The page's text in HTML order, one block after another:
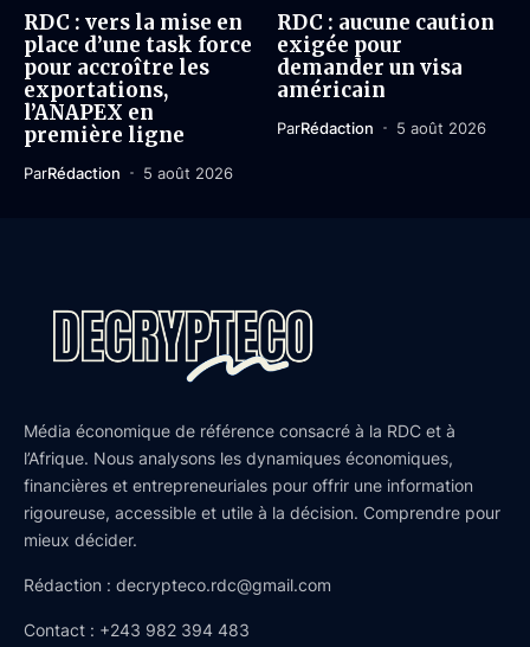
RDC : vers la mise en
place d’une task force
pour accroître les
exportations,
l’ANAPEX en
première ligne
ParRédaction 5 août 2026
RDC : aucune caution
exigée pour
demander un visa
américain
ParRédaction 5 août 2026
Média économique de référence consacré à la RDC et à
l’Afrique. Nous analysons les dynamiques économiques,
financières et entrepreneuriales pour offrir une information
rigoureuse, accessible et utile à la décision. Comprendre pour
mieux décider.
Rédaction : decrypteco.rdc@gmail.com
Contact : +243 982 394 483